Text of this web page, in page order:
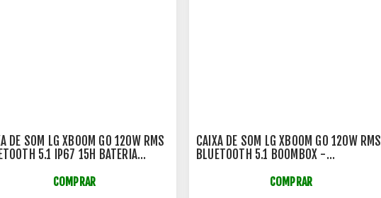
DE SOM LG XBOOM GO 120W RMS
5.1 IP67 15H BATERIA
COMPRAR
CAIXA DE SOM LG XBOOM GO 120W RMS
BLUETOOTH 5.1 BOOMBOX -
COMPRAR